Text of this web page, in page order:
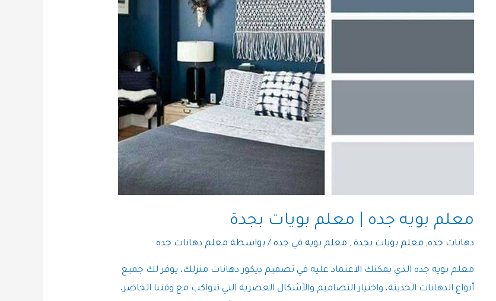
معلم بويه جده | معلم بويات بجدة
دهانات جده, معلم بويات بجدة , معلم بويه في جده / بواسطة معلم دهانات جده
معلم بويه جده الذي يمكنك الاعتماد عليه في تصميم ديكور دهانات منزلك، يوفر لك جميع
أنواع الدهانات الحديثة، واختيار التصاميم والأشكال العصرية التي تتواكب مع وقتنا الحاضر،